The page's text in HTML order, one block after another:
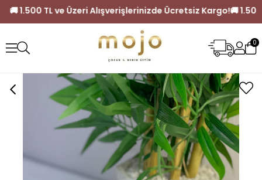
Kargo! 🚚 1.500 TL ve Üzeri Alışverişlerinizde Ücretsiz
0